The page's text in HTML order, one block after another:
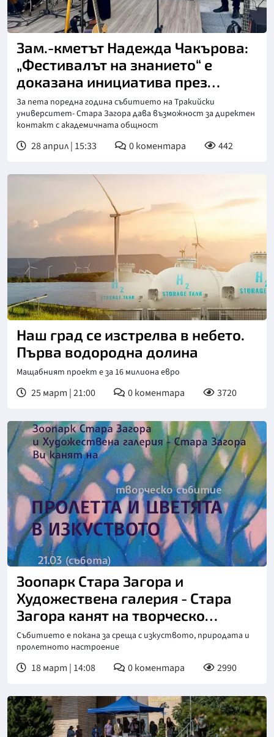
Зам.-кметът Надежда Чакърова:
„Фестивалът на знанието“ е
доказана инициатива през
годините и дава добавена
стойност
За пета поредна година събитието на Тракийски
университет- Стара Загора дава възможност за директен
контакт с академичната общност
28 април | 15:33 0коментара 442
Наш град се изстрелва в небето.
Първа водородна долина
Мащабният проект е за 16 милиона евро
25 март | 21:00 0коментара 3720
Зоопарк Стара Загора и
Художествена галерия - Стара
Загора канят на творческо
събитие за пролетта
Събитието е покана за среща с изкуството, природата и
пролетното настроение
18 март | 14:08 0коментара 2990